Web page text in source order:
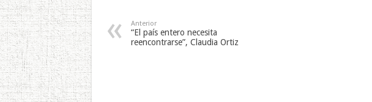
Anterior
“El país entero necesita
reencontrarse”, Claudia Ortiz